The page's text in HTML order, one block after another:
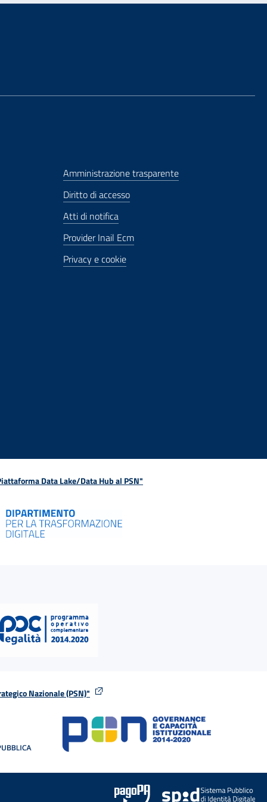
Amministrazione trasparente
Diritto di accesso
Atti di notifica
Provider Inail Ecm
Privacy e cookie
Data Lake/Data Hub al PSN"
Nazionale (PSN)"
stessa finestra